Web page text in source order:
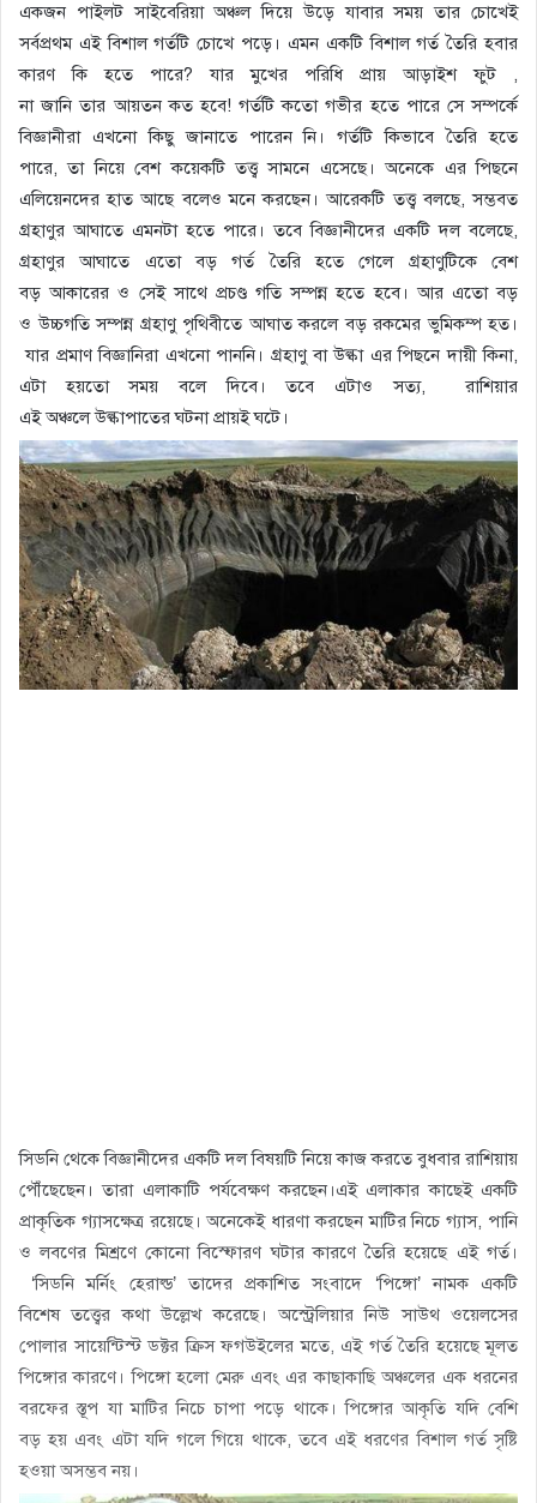
একজন পাইলট সাইবেরিয়া অঞ্চল দিয়ে উড়ে যাবার সময় তার চোখেই
সর্বপ্রথম এই বিশাল গর্তটি চোখে পড়ে। এমন একটি বিশাল গর্ত তৈরি হবার
কারণ কি হতে পারে? যার মুখের পরিধি প্রায় আড়াইশ ফুট ,
না জানি তার আয়তন কত হবে! গর্তটি কতো গভীর হতে পারে সে সম্পর্কে
বিজ্ঞানীরা এখনো কিছু জানাতে পারেন নি। গর্তটি কিভাবে তৈরি হতে
পারে, তা নিয়ে বেশ কয়েকটি তত্ত্ব সামনে এসেছে। অনেকে এর পিছনে
এলিয়েনদের হাত আছে বলেও মনে করছেন। আরেকটি তত্ত্ব বলছে, সম্ভবত
গ্রহাণুর আঘাতে এমনটা হতে পারে। তবে বিজ্ঞানীদের একটি দল বলেছে,
গ্রহাণুর আঘাতে এতো বড় গর্ত তৈরি হতে গেলে গ্রহাণুটিকে বেশ
বড় আকারের ও সেই সাথে প্রচণ্ড গতি সম্পন্ন হতে হবে। আর এতো বড়
ও উচ্চগতি সম্পন্ন গ্রহাণু পৃথিবীতে আঘাত করলে বড় রকমের ভুমিকম্প হত।
যার প্রমাণ বিজ্ঞানিরা এখনো পাননি। গ্রহাণু বা উল্কা এর পিছনে দায়ী কিনা,
এটা হয়তো সময় বলে দিবে। তবে এটাও সত্য, রাশিয়ার
এই অঞ্চলে উল্কাপাতের ঘটনা প্রায়ই ঘটে।
সিডনি থেকে বিজ্ঞানীদের একটি দল বিষয়টি নিয়ে কাজ করতে বুধবার রাশিয়ায়
পৌঁছেছেন। তারা এলাকাটি পর্যবেক্ষণ করছেন।এই এলাকার কাছেই একটি
প্রাকৃতিক গ্যাসক্ষেত্র রয়েছে। অনেকেই ধারণা করছেন মাটির নিচে গ্যাস, পানি
ও লবণের মিশ্রণে কোনো বিস্ফোরণ ঘটার কারণে তৈরি হয়েছে এই গর্ত।
‘সিডনি মর্নিং হেরাল্ড’ তাদের প্রকাশিত সংবাদে ‘পিঙ্গো’ নামক একটি
বিশেষ তত্ত্বের কথা উল্লেখ করেছে। অস্ট্রেলিয়ার নিউ সাউথ ওয়েলসের
পোলার সায়েন্টিস্ট ডক্টর ক্রিস ফগউইলের মতে, এই গর্ত তৈরি হয়েছে মূলত
পিঙ্গোর কারণে। পিঙ্গো হলো মেরু এবং এর কাছাকাছি অঞ্চলের এক ধরনের
বরফের স্তূপ যা মাটির নিচে চাপা পড়ে থাকে। পিঙ্গোর আকৃতি যদি বেশি
বড় হয় এবং এটা যদি গলে গিয়ে থাকে, তবে এই ধরণের বিশাল গর্ত সৃষ্টি
হওয়া অসম্ভব নয়।